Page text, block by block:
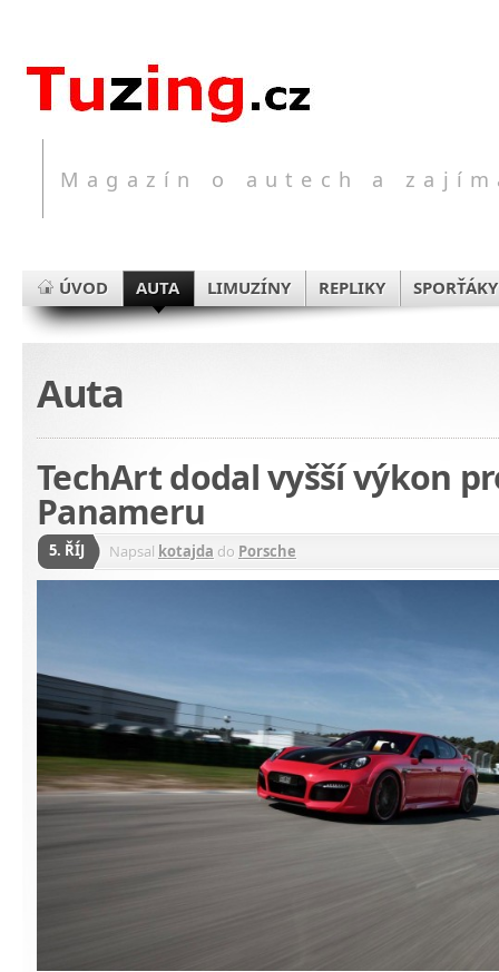
Magazín o autech a
ÚVOD AUTA LIMUZÍNY REPLIKY SPORŤÁKY
Auta
TechArt dodal vyšší výkon
Panameru
5. ŘÍJ Napsal kotajda do Porsche